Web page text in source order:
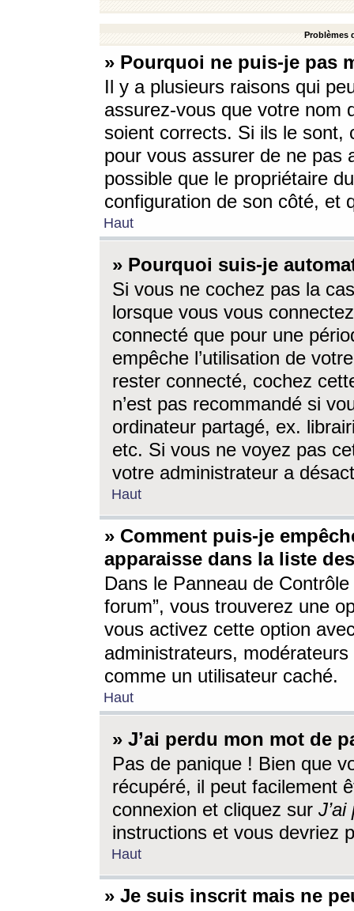
Problèmes
» Pourquoi ne puis-je pas
Il y a plusieurs raisons qui
assurez-vous que votre nom
soient corrects. Si ils le sont,
pour vous assurer de ne pas
possible que le propriétaire
configuration de son côté, et
Haut
» Pourquoi suis-je
Si vous ne cochez pas la
lorsque vous vous
connecté que pour une
empêche l’utilisation de
rester connecté, cochez
n’est pas recommandé si
ordinateur partagé, ex.
etc. Si vous ne voyez pas
votre administrateur a
Haut
» Comment puis-je
apparaisse dans la liste
Dans le Panneau de
forum”, vous trouverez une
vous activez cette option
administrateurs,
comme un utilisateur caché.
Haut
» J’ai perdu mon mot de
Pas de panique ! Bien que
récupéré, il peut facilement
connexion et cliquez sur
instructions et vous devriez
Haut
» Je suis inscrit mais ne